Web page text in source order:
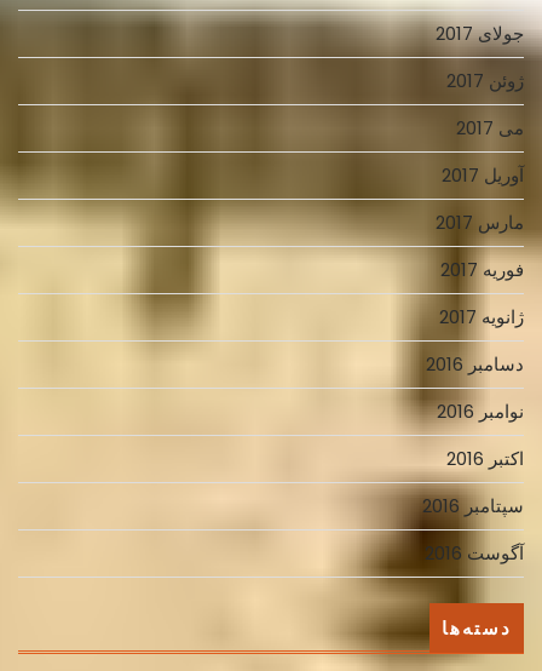
جولای 2017
ژوئن 2017
می 2017
آوریل 2017
مارس 2017
فوریه 2017
ژانویه 2017
دسامبر 2016
نوامبر 2016
اکتبر 2016
سپتامبر 2016
آگوست 2016
دسته‌ها